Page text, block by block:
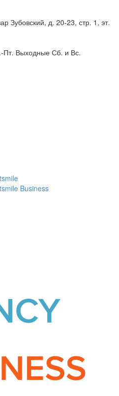
Зубовский, д. 20-23, стр. 1, эт.
Пт. Выходные Сб. и Вс.
Business